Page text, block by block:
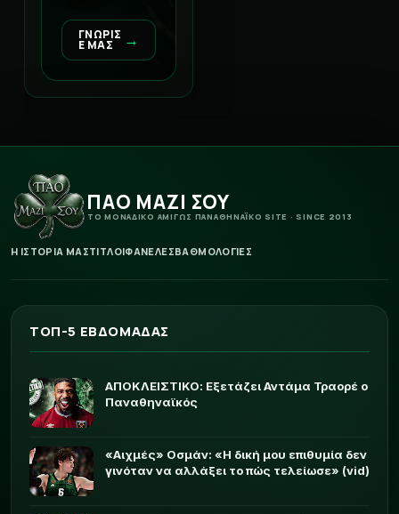
ΓΝΩΡΙΣ
Ε ΜΑΣ →
ΠΑΟ ΜΑΖΙ ΣΟΥ
ΤΟ ΜΟΝΑΔΙΚΟ ΑΜΙΓΩΣ ΠΑΝΑΘΗΝΑΪΚΟ SITE · SINCE 2013
Η ΙΣΤΟΡΙΑ ΜΑΣΤΙΤΛΟΙΦΑΝΕΛΕΣΒΑΘΜΟΛΟΓΙΕΣ
ΤΟΠ-5 ΕΒΔΟΜΑΔΑΣ
ΑΠΟΚΛΕΙΣΤΙΚΟ: Εξετάζει Αντάμα Τραορέ ο
Παναθηναϊκός
«Αιχμές» Οσμάν: «Η δική μου επιθυμία δεν
γινόταν να αλλάξει το πώς τελείωσε» (vid)